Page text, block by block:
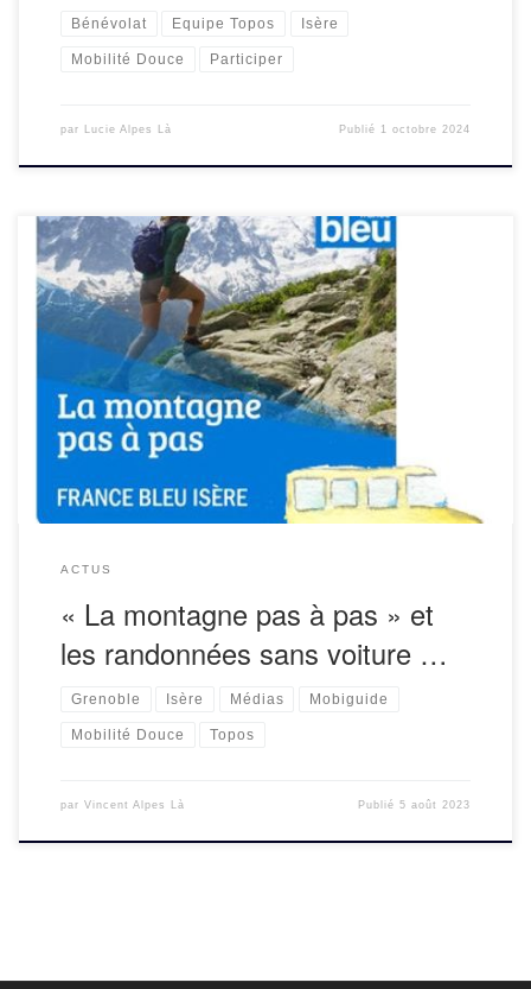
Bénévolat Equipe Topos Isère
Mobilité Douce Participer
par Lucie Alpes Là Publié 1 octobre 2024
Les randos sans voiture, c’est aussi à la radio sur France
Bleu Isère !Tout l’été en partenariat avec la Maison
Grenoble Montagne, la série de podcasts « La montagne
pas à […]
ACTUS
« La montagne pas à pas » et
les randonnées sans voiture …
Grenoble Isère Médias Mobiguide
Mobilité Douce Topos
par Vincent Alpes Là Publié5 août 2023